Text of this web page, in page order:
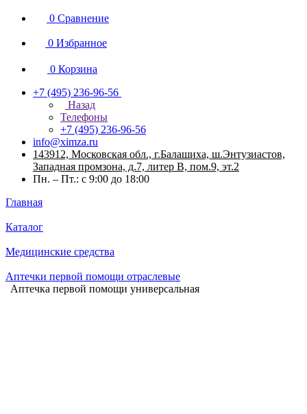
0 Сравнение
0 Избранное
0 Корзина
+7 (495) 236-96-56
Назад
Телефоны
+7 (495) 236-96-56
info@ximza.ru
143912, Московская обл., г.Балашиха, ш.Энтузиастов,
Западная промзона, д.7, литер В, пом.9, эт.2
Пн. – Пт.: с 9:00 до 18:00
Главная
Каталог
Медицинские средства
Аптечки первой помощи отраслевые
Аптечка первой помощи универсальная